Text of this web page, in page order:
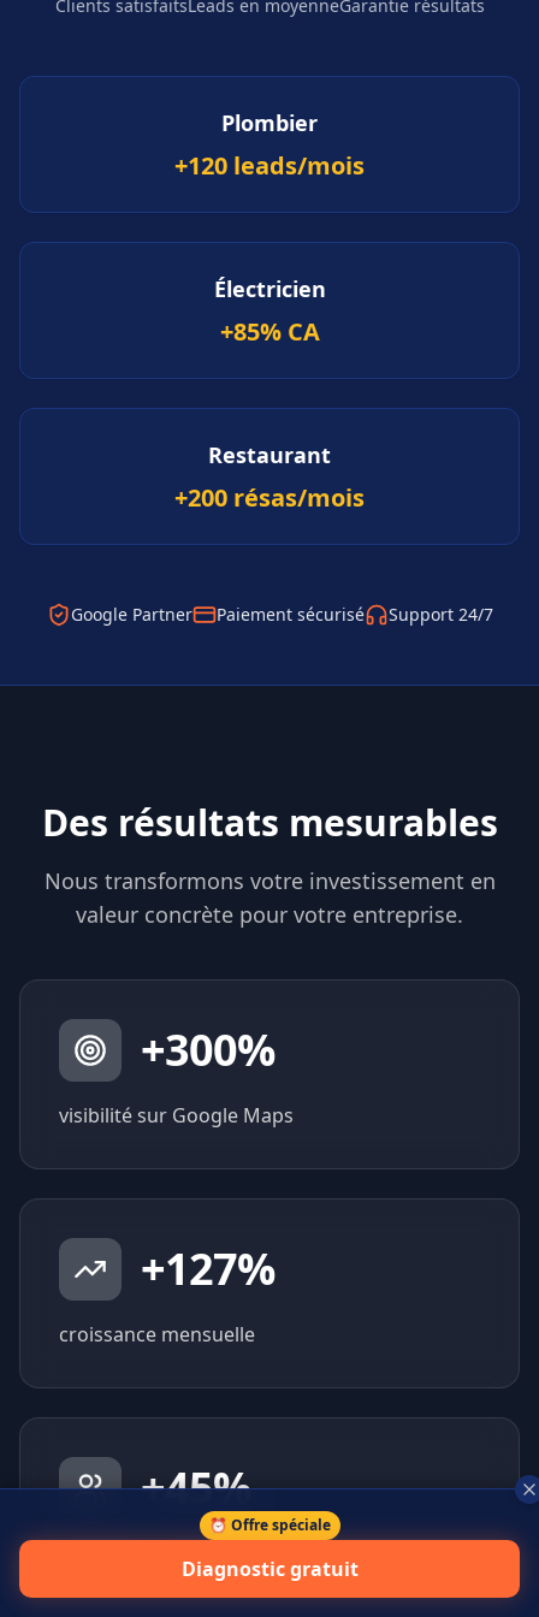
Clients satisfaitsLeads en moyenneGarantie résultats
Plombier
+120 leads/mois
Électricien
+85% CA
Restaurant
+200 résas/mois
Google Partner Paiement sécurisé Support 24/7
Des résultats mesurables
Nous transformons votre investissement en
valeur concrète pour votre entreprise.
+300%
visibilité sur Google Maps
+127%
croissance mensuelle
+45%
⏰ Offre spéciale
Diagnostic gratuit